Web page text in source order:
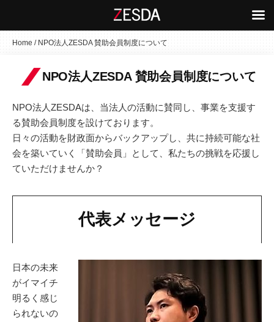
コ
Home / NPO法人ZESDA 賛助会員制度について
NPO法人ZESDA 賛助会員制度について
NPO法人ZESDAは、当法人の活動に賛同し、事業を支援す
る賛助会員制度を設けております。
日々の活動を財政面からバックアップし、共に持続可能な社
会を築いていく「賛助会員」として、私たちの挑戦を応援し
ていただけませんか？
代表メッセージ
日本の未来
がイマイチ
明るく感じ
られないの